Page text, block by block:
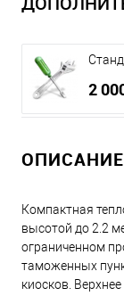
2
Компактная
высотой до 2.2
ограниченном
таможенных
киосков.